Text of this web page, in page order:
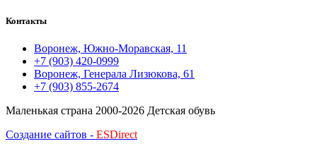
Контакты
Воронеж, Южно-Моравская, 11
+7 (903) 420-0999
Воронеж, Генерала Лизюкова, 61
+7 (903) 855-2674
Маленькая страна 2000-2026 Детская обувь
Создание сайтов - ESDirect